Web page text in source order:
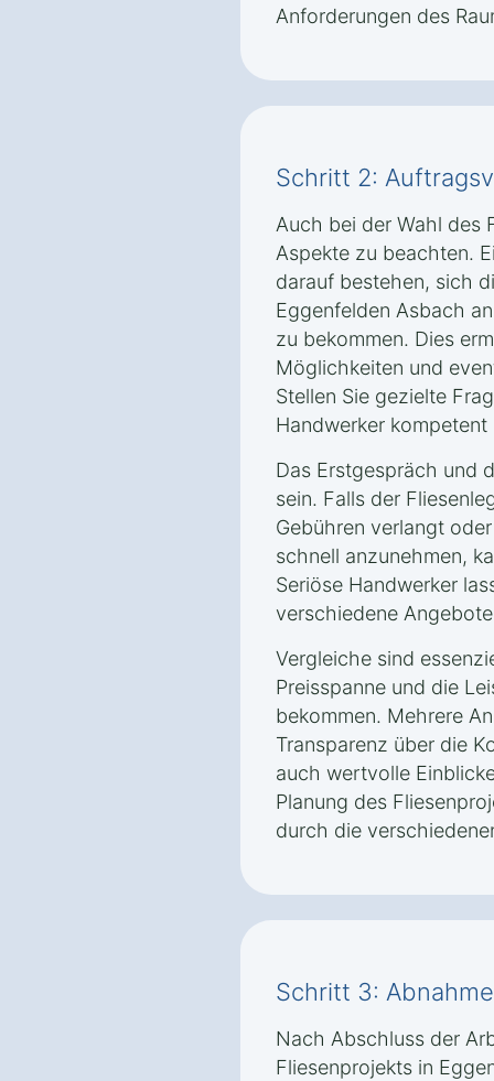
Anforderungen des
Schritt 2:
Auch bei der Wahl des
Aspekte zu beachten.
darauf bestehen, sich
Eggenfelden Asbach
zu bekommen. Dies
Möglichkeiten und
Stellen Sie gezielte
Handwerker
Das Erstgespräch und
sein. Falls der
Gebühren verlangt
schnell anzunehmen,
Seriöse Handwerker
verschiedene
Vergleiche sind
Preisspanne und die
bekommen. Mehrere
Transparenz über die
auch wertvolle
Planung des
durch die
Schritt 3:
Nach Abschluss der
Fliesenprojekts in